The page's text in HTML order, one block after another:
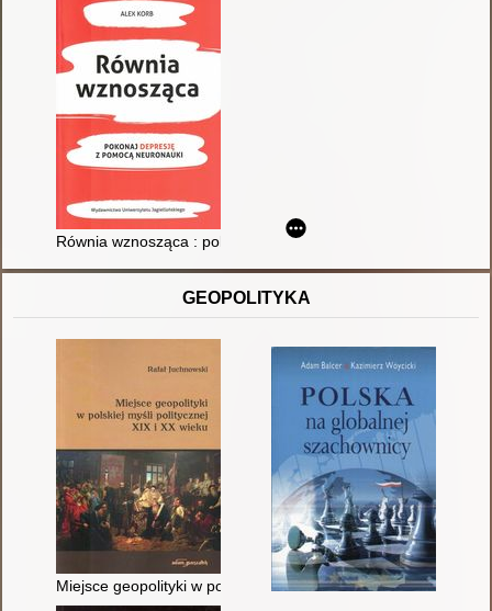
Równia wznosząca : pokonaj depresję z pomocą neuronauki
GEOPOLITYKA
Miejsce geopolityki w polskiej myśli politycznej XIX i XX wieku